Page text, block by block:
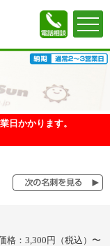
日かかります。
格：3,300円（税込）〜